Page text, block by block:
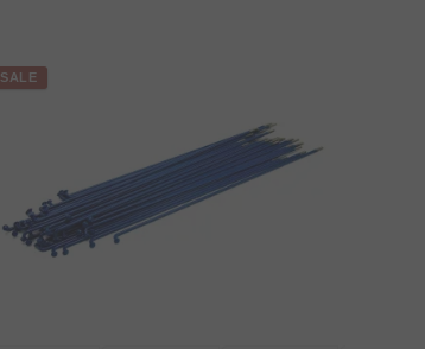
SALE